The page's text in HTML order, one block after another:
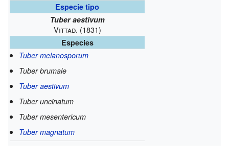
Especie tipo
Tuber aestivum
Vittad. (1831)
Especies
Tuber melanosporum
Tuber brumale
Tuber aestivum
Tuber uncinatum
Tuber mesentericum
Tuber magnatum